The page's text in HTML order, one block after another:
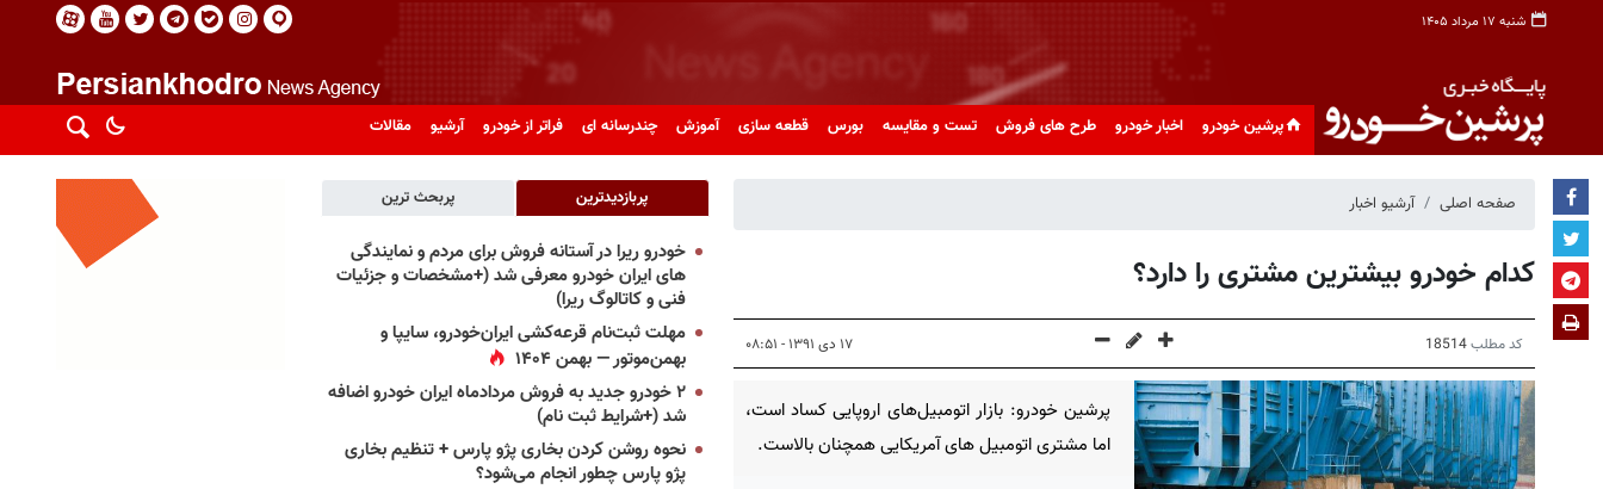
شنبه ۱۷ مرداد ۱۴۰۵
پرشین خودرو اخبار خودرو طرح های فروش تست و مقایسه بورس قطعه سازی آموزش چندرسانه ای فراتر از خودرو آرشیو مقالات
صفحه اصلی آرشیو اخبار
کدام خودرو بیشترین مشتری را دارد؟
کد مطلب18514 ۱۷ دی ۱۳۹۱ - ۰۸:۵۱
پرشین خودرو: بازار اتومبیل‌های اروپایی کساد است،
اما مشتری اتومبیل های آمریکایی همچنان بالاست.
پربازدیدترین پربحث ترین
خودرو ریرا در آستانه فروش برای مردم و نمایندگی
های ایران خودرو معرفی شد (+مشخصات و جزئیات
فنی و کاتالوگ ریرا)
مهلت ثبت‌نام قرعه‌کشی ایران‌خودرو، سایپا و
بهمن‌موتور — بهمن ۱۴۰۴
۲ خودرو جدید به فروش مردادماه ایران خودرو اضافه
شد (+شرایط ثبت نام)
نحوه روشن کردن بخاری پژو پارس + تنظیم بخاری
پژو پارس چطور انجام می‌شود؟